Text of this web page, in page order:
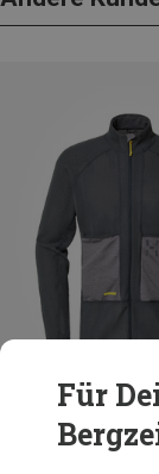
Du sparst 49%
Für